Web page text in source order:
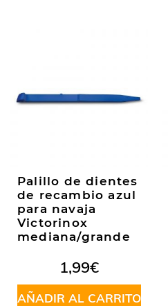
Palillo de dientes
de recambio azul
para navaja
Victorinox
mediana/grande
1,99€
AÑADIR AL CARRITO